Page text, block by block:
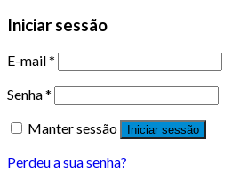
Iniciar sessão
E-mail*
Senha*
Manter sessão
Iniciar sessão
Perdeu a sua senha?